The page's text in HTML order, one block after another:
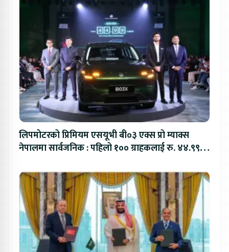
लिपमोटरको प्रिमियम एसयूभी बी०३ एक्स प्रो म्याक्स
नेपालमा सार्वजनिक : पहिलो १०० ग्राहकलाई रु. ४४.९९